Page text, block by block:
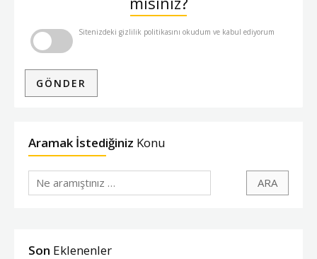
Sitenizdeki gizlilik politikasını okudum ve kabul ediyorum
Aramak İstediğiniz Konu
Son Eklenenler